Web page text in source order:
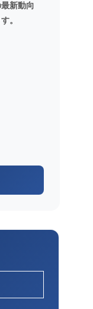
新動向
。